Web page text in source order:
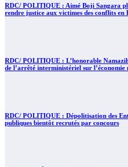
RDC/ POLITIQUE : Aimé Boji Sangara
rendre justice aux victimes des conflits en
RDC/ POLITIQUE : L’honorable
de l’arrêté interministériel sur l’économie
RDC/ POLITIQUE : Dépolitisation des
publiques bientôt recrutés par concours